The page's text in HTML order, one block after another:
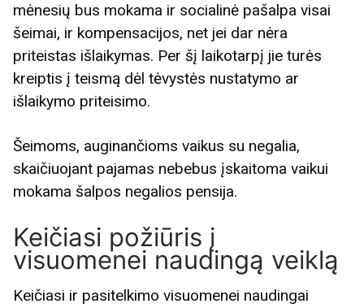
mėnesių bus mokama ir socialinė pašalpa visai
šeimai, ir kompensacijos, net jei dar nėra
priteistas išlaikymas. Per šį laikotarpį jie turės
kreiptis į teismą dėl tėvystės nustatymo ar
išlaikymo priteisimo.
Šeimoms, auginančioms vaikus su negalia,
skaičiuojant pajamas nebebus įskaitoma vaikui
mokama šalpos negalios pensija.
Keičiasi požiūris į
visuomenei naudingą veiklą
Keičiasi ir pasitelkimo visuomenei naudingai